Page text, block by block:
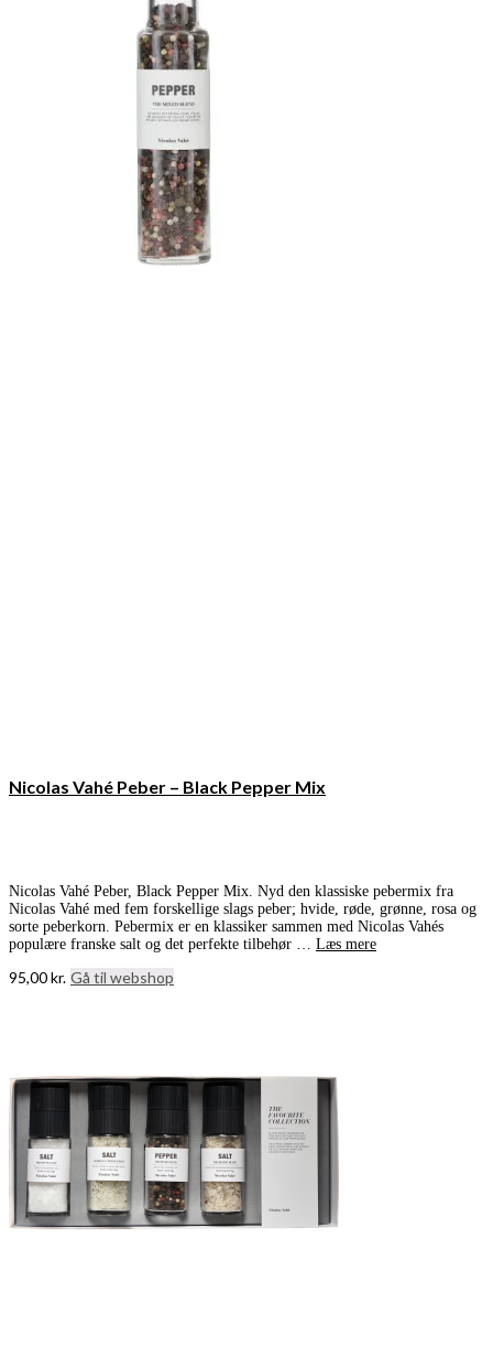
Nicolas Vahé Peber – Black Pepper Mix
Nicolas Vahé Peber, Black Pepper Mix. Nyd den klassiske pebermix fra
Nicolas Vahé med fem forskellige slags peber; hvide, røde, grønne, rosa og
sorte peberkorn. Pebermix er en klassiker sammen med Nicolas Vahés
populære franske salt og det perfekte tilbehør … Læs mere
95,00kr. Gå til webshop